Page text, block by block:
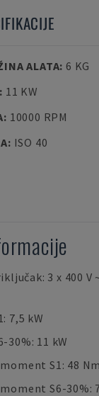
ALATA: 6 KG
: 11 KW
: 10000 RPM
: ISO 40
3 x 400 V
7,5 kW
30%: 11 kW
S1: 48 Nm
S6-30%: